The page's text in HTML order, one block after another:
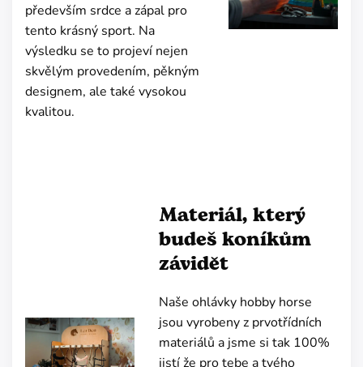
především srdce a zápal pro
tento krásný sport. Na
výsledku se to projeví nejen
skvělým provedením, pěkným
designem, ale také vysokou
kvalitou.
Materiál, který
budeš koníkům
závidět
Naše ohlávky hobby horse
jsou vyrobeny z prvotřídních
materiálů a jsme si tak 100%
jistí že pro tebe a tvého